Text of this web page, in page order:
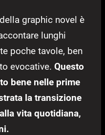
graphic novel è
lunghi
poche tavole, ben
evocative. Questo
bene nelle prime
la transizione
vita quotidiana,